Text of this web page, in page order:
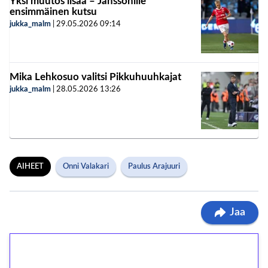
ensimmäinen kutsu
jukka_malm 29.05.2026 09:14
Mika Lehkosuo valitsi Pikkuhuuhkajat
jukka_malm 28.05.2026 13:26
AIHEET Onni Valakari Paulus Arajuuri
Jaa